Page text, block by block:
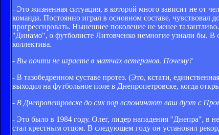
- Это жизненная ситуация, в которой много зависит не от
команда. Постоянно играл в основном составе, чувствовал
прогрессировать. Нынешнее поколение не менее
"Динамо", о футболисте Литовченко немногие узнали бы. В
коллектива.
- Вы почти не играете в матчах ветеранов. Почему?
- В тазобедренном суставе протез. (Это, кстати,
выходил на футбольное поле в Днепропетровске, когда
- В Днепропетровске до сих пор вспоминают ваш дуэт с
- Это было в 1984 году. Олег, лидер нападения "Днепра", в
стал крестным отцом. В следующем году он установил